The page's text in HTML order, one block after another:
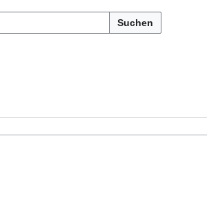
Suchen